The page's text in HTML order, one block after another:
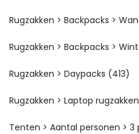
Rugzakken > Backpacks >
Rugzakken > Backpacks >
Rugzakken > Daypacks (413)
Rugzakken > Laptop rugzakken
Tenten > Aantal personen >